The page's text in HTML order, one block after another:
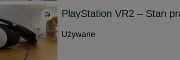
PlayStation VR2 – Stan
Używane